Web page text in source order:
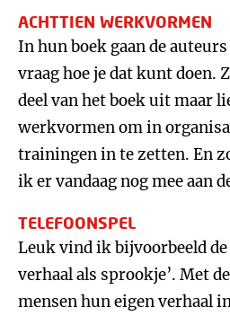
ACHTTIEN WERKVORMEN
In hun boek gaan de
vraag hoe je dat kunt doen.
deel van het boek uit maar
werkvormen om in
trainingen in te zetten. En
ik er vandaag nog mee aan
TELEFOONSPEL
Leuk vind ik bijvoorbeeld de
verhaal als sprookje’. Met
mensen hun eigen verhaal